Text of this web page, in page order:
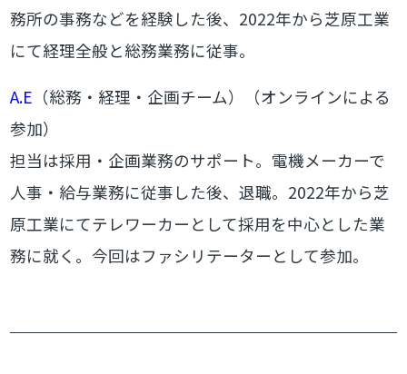
務所の事務などを経験した後、2022年から芝原工業
にて経理全般と総務業務に従事。
A.E （総務・経理・企画チーム）（オンラインによる
参加）
担当は採用・企画業務のサポート。電機メーカーで
人事・給与業務に従事した後、退職。2022年から芝
原工業にてテレワーカーとして採用を中心とした業
務に就く。今回はファシリテーターとして参加。